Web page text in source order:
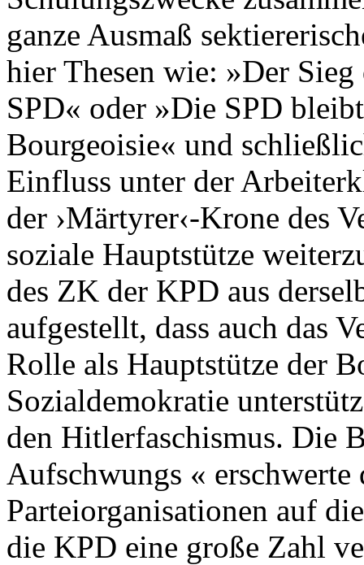
ganze Ausmaß
hier Thesen wie: »Der
SPD« oder »Die SPD
Bourgeoisie« und
Einfluss unter der
der ›Märtyrer‹-Krone des
soziale Hauptstütze
des ZK der KPD aus
aufgestellt, dass auch das
Rolle als Hauptstütze der
Sozialdemokratie
den Hitlerfaschismus. Die
Aufschwungs «
Parteiorganisationen auf
die KPD eine große Zahl